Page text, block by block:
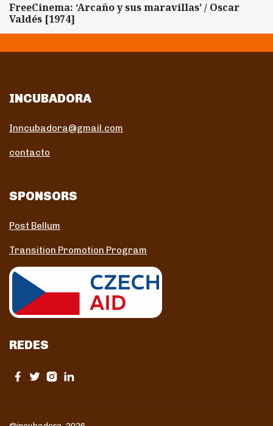
FreeCinema: ‘Arcaño y sus maravillas’ / Oscar
Valdés [1974]
INCUBADORA
Inncubadora@gmail.com
contacto
SPONSORS
Post Bellum
Transition Promotion Program
REDES